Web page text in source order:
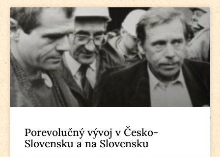
Porevolučný vývoj v Česko-
Slovensku a na Slovensku